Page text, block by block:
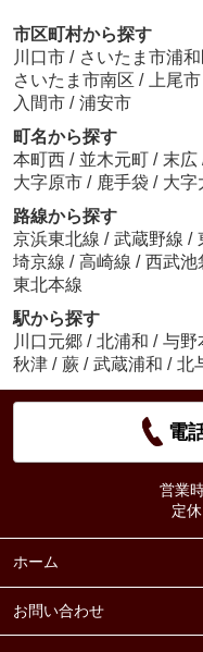
市区町村から探す
川口市 / さいたま市浦
さいたま市南区 / 上尾市
入間市 / 浦安市
町名から探す
本町西 / 並木元町 / 末広
大字原市 / 鹿手袋 / 大字
路線から探す
京浜東北線 / 武蔵野線 /
埼京線 / 高崎線 / 西武池
東北本線
駅から探す
川口元郷 / 北浦和 / 与野
秋津 / 蕨 / 武蔵浦和 / 北
電
営業
定休
ホーム
お問い合わせ